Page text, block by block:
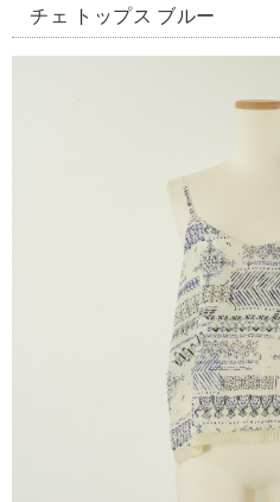
チェ トップス ブルー